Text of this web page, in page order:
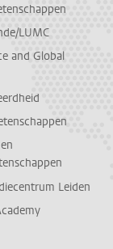
LUMC
and Global
Leiden